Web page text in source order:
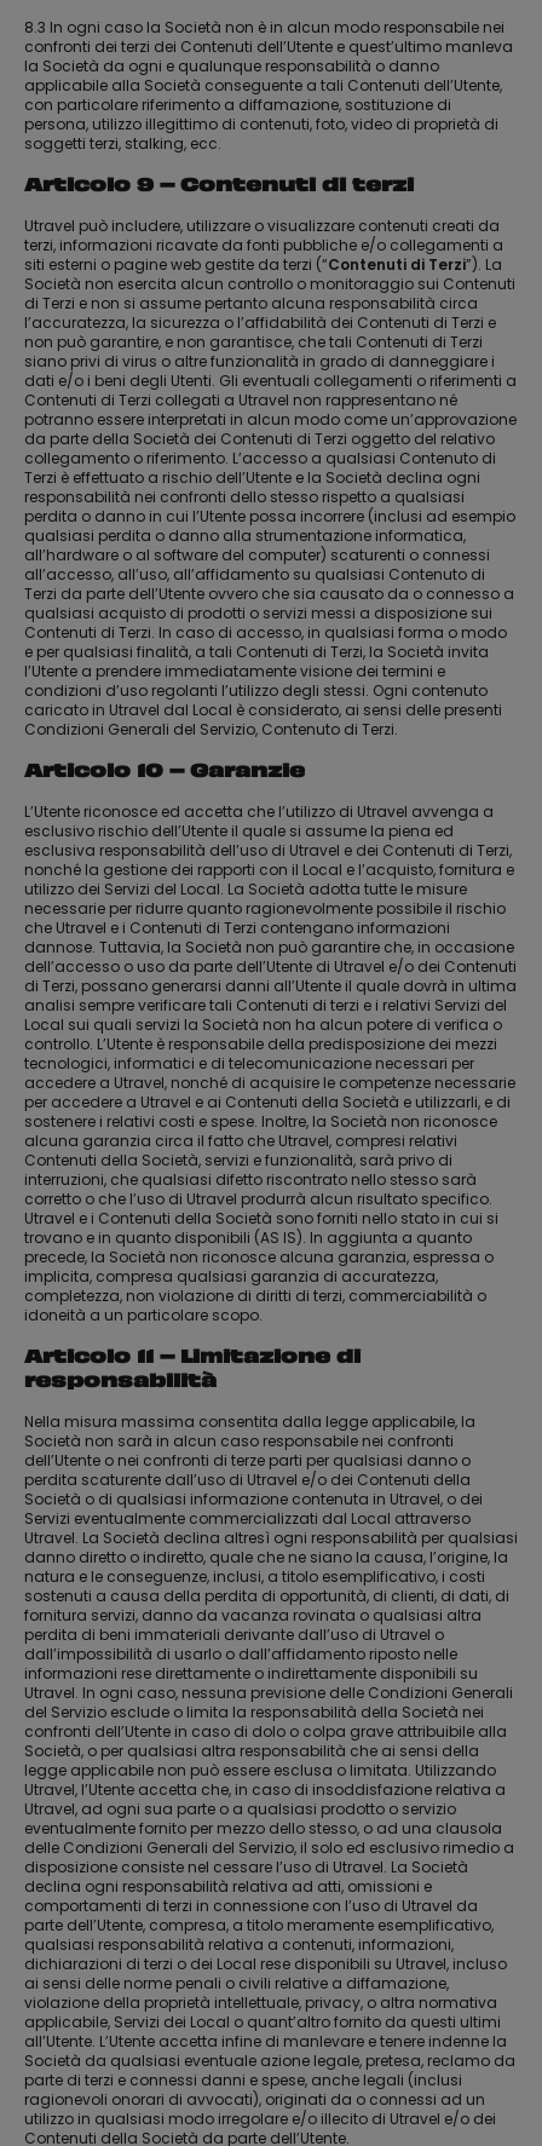
8.3 In ogni caso la Società non è in alcun modo responsabile nei
confronti dei terzi dei Contenuti dell’Utente e quest’ultimo manleva
la Società da ogni e qualunque responsabilità o danno
applicabile alla Società conseguente a tali Contenuti dell’Utente,
con particolare riferimento a diffamazione, sostituzione di
persona, utilizzo illegittimo di contenuti, foto, video di proprietà di
soggetti terzi, stalking, ecc.
Articolo 9 – Contenuti di terzi
Utravel può includere, utilizzare o visualizzare contenuti creati da
terzi, informazioni ricavate da fonti pubbliche e/o collegamenti a
siti esterni o pagine web gestite da terzi (“Contenuti di Terzi”). La
Società non esercita alcun controllo o monitoraggio sui Contenuti
di Terzi e non si assume pertanto alcuna responsabilità circa
l’accuratezza, la sicurezza o l’affidabilità dei Contenuti di Terzi e
non può garantire, e non garantisce, che tali Contenuti di Terzi
siano privi di virus o altre funzionalità in grado di danneggiare i
dati e/o i beni degli Utenti. Gli eventuali collegamenti o riferimenti a
Contenuti di Terzi collegati a Utravel non rappresentano né
potranno essere interpretati in alcun modo come un’approvazione
da parte della Società dei Contenuti di Terzi oggetto del relativo
collegamento o riferimento. L’accesso a qualsiasi Contenuto di
Terzi è effettuato a rischio dell’Utente e la Società declina ogni
responsabilità nei confronti dello stesso rispetto a qualsiasi
perdita o danno in cui l’Utente possa incorrere (inclusi ad esempio
qualsiasi perdita o danno alla strumentazione informatica,
all’hardware o al software del computer) scaturenti o connessi
all’accesso, all’uso, all’affidamento su qualsiasi Contenuto di
Terzi da parte dell’Utente ovvero che sia causato da o connesso a
qualsiasi acquisto di prodotti o servizi messi a disposizione sui
Contenuti di Terzi. In caso di accesso, in qualsiasi forma o modo
e per qualsiasi finalità, a tali Contenuti di Terzi, la Società invita
l’Utente a prendere immediatamente visione dei termini e
condizioni d’uso regolanti l’utilizzo degli stessi. Ogni contenuto
caricato in Utravel dal Local è considerato, ai sensi delle presenti
Condizioni Generali del Servizio, Contenuto di Terzi.
Articolo 10 – Garanzie
L’Utente riconosce ed accetta che l’utilizzo di Utravel avvenga a
esclusivo rischio dell’Utente il quale si assume la piena ed
esclusiva responsabilità dell’uso di Utravel e dei Contenuti di Terzi,
nonché la gestione dei rapporti con il Local e l’acquisto, fornitura e
utilizzo dei Servizi del Local. La Società adotta tutte le misure
necessarie per ridurre quanto ragionevolmente possibile il rischio
che Utravel e i Contenuti di Terzi contengano informazioni
dannose. Tuttavia, la Società non può garantire che, in occasione
dell’accesso o uso da parte dell’Utente di Utravel e/o dei Contenuti
di Terzi, possano generarsi danni all’Utente il quale dovrà in ultima
analisi sempre verificare tali Contenuti di terzi e i relativi Servizi del
Local sui quali servizi la Società non ha alcun potere di verifica o
controllo. L’Utente è responsabile della predisposizione dei mezzi
tecnologici, informatici e di telecomunicazione necessari per
accedere a Utravel, nonché di acquisire le competenze necessarie
per accedere a Utravel e ai Contenuti della Società e utilizzarli, e di
sostenere i relativi costi e spese. Inoltre, la Società non riconosce
alcuna garanzia circa il fatto che Utravel, compresi relativi
Contenuti della Società, servizi e funzionalità, sarà privo di
interruzioni, che qualsiasi difetto riscontrato nello stesso sarà
corretto o che l’uso di Utravel produrrà alcun risultato specifico.
Utravel e i Contenuti della Società sono forniti nello stato in cui si
trovano e in quanto disponibili (AS IS). In aggiunta a quanto
precede, la Società non riconosce alcuna garanzia, espressa o
implicita, compresa qualsiasi garanzia di accuratezza,
completezza, non violazione di diritti di terzi, commerciabilità o
idoneità a un particolare scopo.
Articolo 11 – Limitazione di
responsabilità
Nella misura massima consentita dalla legge applicabile, la
Società non sarà in alcun caso responsabile nei confronti
dell’Utente o nei confronti di terze parti per qualsiasi danno o
perdita scaturente dall’uso di Utravel e/o dei Contenuti della
Società o di qualsiasi informazione contenuta in Utravel, o dei
Servizi eventualmente commercializzati dal Local attraverso
Utravel. La Società declina altresì ogni responsabilità per qualsiasi
danno diretto o indiretto, quale che ne siano la causa, l’origine, la
natura e le conseguenze, inclusi, a titolo esemplificativo, i costi
sostenuti a causa della perdita di opportunità, di clienti, di dati, di
fornitura servizi, danno da vacanza rovinata o qualsiasi altra
perdita di beni immateriali derivante dall’uso di Utravel o
dall’impossibilità di usarlo o dall’affidamento riposto nelle
informazioni rese direttamente o indirettamente disponibili su
Utravel. In ogni caso, nessuna previsione delle Condizioni Generali
del Servizio esclude o limita la responsabilità della Società nei
confronti dell’Utente in caso di dolo o colpa grave attribuibile alla
Società, o per qualsiasi altra responsabilità che ai sensi della
legge applicabile non può essere esclusa o limitata. Utilizzando
Utravel, l’Utente accetta che, in caso di insoddisfazione relativa a
Utravel, ad ogni sua parte o a qualsiasi prodotto o servizio
eventualmente fornito per mezzo dello stesso, o ad una clausola
delle Condizioni Generali del Servizio, il solo ed esclusivo rimedio a
disposizione consiste nel cessare l’uso di Utravel. La Società
declina ogni responsabilità relativa ad atti, omissioni e
comportamenti di terzi in connessione con l’uso di Utravel da
parte dell’Utente, compresa, a titolo meramente esemplificativo,
qualsiasi responsabilità relativa a contenuti, informazioni,
dichiarazioni di terzi o dei Local rese disponibili su Utravel, incluso
ai sensi delle norme penali o civili relative a diffamazione,
violazione della proprietà intellettuale, privacy, o altra normativa
applicabile, Servizi dei Local o quant’altro fornito da questi ultimi
all’Utente. L’Utente accetta infine di manlevare e tenere indenne la
Società da qualsiasi eventuale azione legale, pretesa, reclamo da
parte di terzi e connessi danni e spese, anche legali (inclusi
ragionevoli onorari di avvocati), originati da o connessi ad un
utilizzo in qualsiasi modo irregolare e/o illecito di Utravel e/o dei
Contenuti della Società da parte dell’Utente.